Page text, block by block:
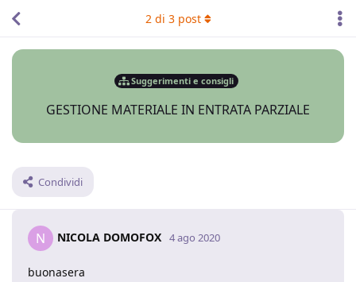
Suggerimenti e consigli
GESTIONE MATERIALE IN ENTRATA PARZIALE
Condividi
2di 3post
N NICOLA DOMOFOX 4 ago 2020
buonasera